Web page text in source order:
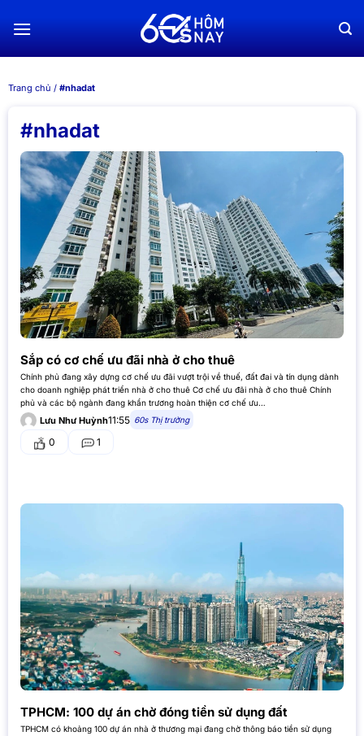
đến
Trang chủ / #nhadat
#nhadat
Sắp có cơ chế ưu đãi nhà ở cho thuê
Chính phủ đang xây dựng cơ chế ưu đãi vượt trội về thuế, đất đai và tín dụng dành
cho doanh nghiệp phát triển nhà ở cho thuê Cơ chế ưu đãi nhà ở cho thuê Chính
phủ và các bộ ngành đang khẩn trương hoàn thiện cơ chế ưu…
Lưu Như Huỳnh11:55 60s Thị trường
0 1
TPHCM: 100 dự án chờ đóng tiền sử dụng đất
TPHCM có khoảng 100 dự án nhà ở thương mại đang chờ thông báo tiền sử dụng